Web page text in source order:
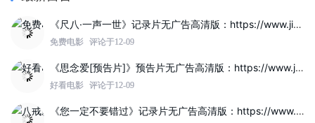
《尺八·一声一世》记录片无广告高清版：https://www.jinzhuqq.com/dyvideo/117822.html
免费电影 评论于12-09
《思念爱[预告片]》预告片无广告高清版：https://www.jinzhuqq.com/dyvideo/117817.html
好看电影 评论于12-09
《您一定不要错过》记录片无广告高清版：https://www.jinzhuqq.com/dyvideo/117819.html